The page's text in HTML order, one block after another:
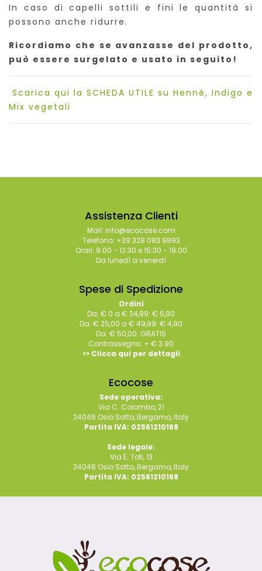
In caso di capelli sottili e fini le quantità si
possono anche ridurre.
Ricordiamo che se avanzasse del prodotto,
può essere surgelato e usato in seguito!
Scarica qui la SCHEDA UTILE su Henné, Indigo e
Mix vegetali
Assistenza Clienti
Mail: info@ecocose.com
Telefono: +39 328 083 9893
Orari: 9:00 - 12:30 e 15:30 - 19:00
Da lunedì a venerdì
Spese di Spedizione
Ordini
Da: € 0 a € 24,99: € 5,90
Da: € 25,00 a € 49,99: € 4,90
Da: € 50,00: GRATIS
Contrassegno: + € 3.90
>> Clicca qui per dettagli
Ecocose
Sede operativa:
Via C. Colombo, 21
24046 Osio Sotto, Bergamo, Italy
Partita IVA: 02561210168
Sede legale:
Via E. Toti, 13
24046 Osio Sotto, Bergamo, Italy
Partita IVA: 02561210168